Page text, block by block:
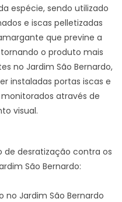
espécie, sendo utilizado
e iscas pelletizadas
que previne a
o produto mais
no Jardim São Bernardo,
instaladas portas iscas e
através de
visual.
de desratização contra os
São Bernardo:
Jardim São Bernardo